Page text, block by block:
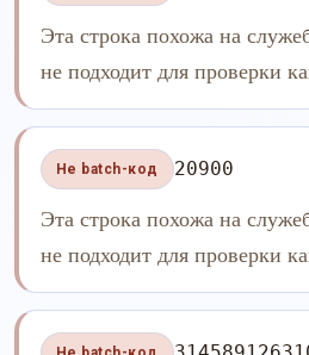
Эта строка похожа на
не подходит для проверки
Не batch-код 20900
Эта строка похожа на
не подходит для проверки